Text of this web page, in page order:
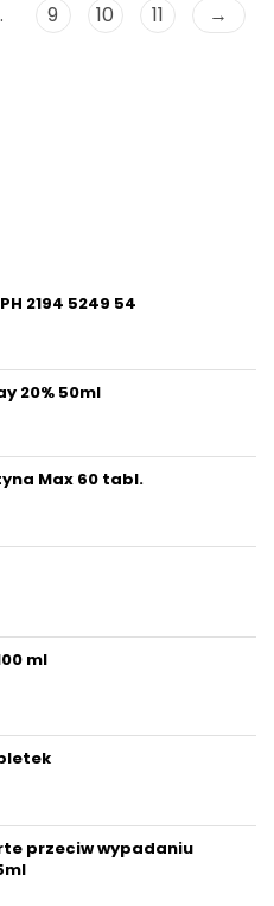
9 10 11 →
2194 5249 54
20% 50ml
Max 60 tabl.
ml
przeciw wypadaniu